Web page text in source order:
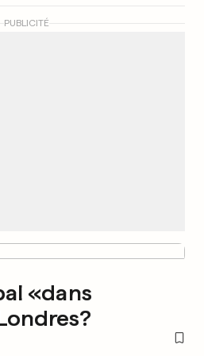
PUBLICITÉ
«dans